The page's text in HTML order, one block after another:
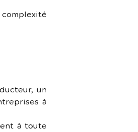
complexité
un
à
à toute